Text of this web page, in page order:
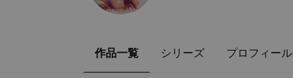
作品一覧 シリーズ プロフィール